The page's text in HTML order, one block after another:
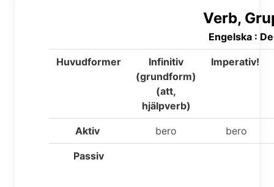
Verb,
Engelska :
Huvudformer
Infinitiv
(grundform)
(att,
hjälpverb)
Imperativ!
Aktiv bero bero
Passiv